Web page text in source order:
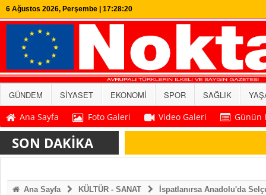
6 Ağustos 2026, Perşembe | 17:28:20
GÜNDEM SİYASET EKONOMİ SPOR SAĞLIK
Ana Sayfa
Foto Galeri Video Galeri Günün
SON DAKİKA
Ana Sayfa KÜLTÜR - SANAT İspatlanırsa Anadolu'da